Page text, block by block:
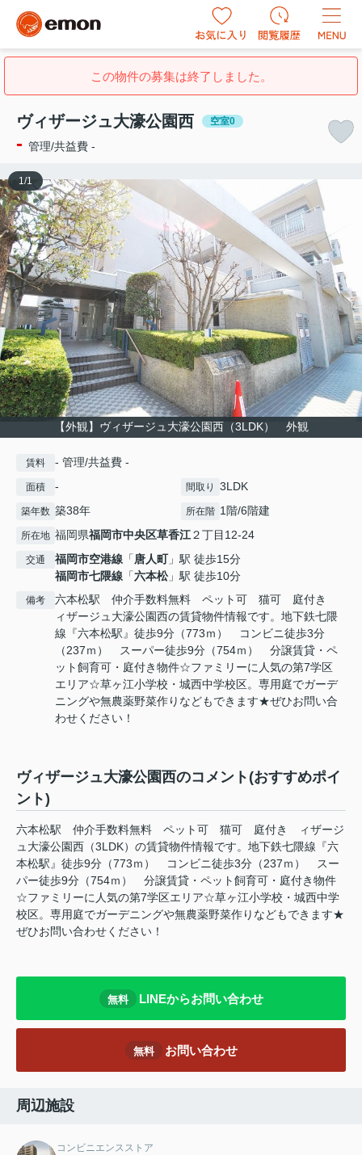
この物件の募集は終了しました。
ヴィザージュ大濠公園西 空室0
- 管理/共益費 -
【外観】ヴィザージュ大濠公園西（3LDK） 外観
1 /1
賃料 - 管理/共益費 -
面積 - 間取り 3LDK
築年数 築38年 所在階 1階/6階建
所在地 福岡県福岡市中央区草香江２丁目12-24
交通 福岡市空港線 「唐人町」駅 徒歩15分
福岡市七隈線 「六本松」駅 徒歩10分
備考
六本松駅 仲介手数料無料 ペット可 猫可 庭付き
ィザージュ大濠公園西の賃貸物件情報です。地下鉄七隈
線『六本松駅』徒歩9分（773ｍ） コンビニ徒歩3分
（237ｍ） スーパー徒歩9分（754ｍ） 分譲賃貸・ペ
ット飼育可・庭付き物件☆ファミリーに人気の第7学区
エリア☆草ヶ江小学校・城西中学校区。専用庭でガーデ
ニングや無農薬野菜作りなどもできます★ぜひお問い合
わせください！
ヴィザージュ大濠公園西のコメント(おすすめポイ
ント)
六本松駅 仲介手数料無料 ペット可 猫可 庭付き ィザージ
ュ大濠公園西（3LDK）の賃貸物件情報です。地下鉄七隈線『六
本松駅』徒歩9分（773ｍ） コンビニ徒歩3分（237ｍ） スー
パー徒歩9分（754ｍ） 分譲賃貸・ペット飼育可・庭付き物件
☆ファミリーに人気の第7学区エリア☆草ヶ江小学校・城西中学
校区。専用庭でガーデニングや無農薬野菜作りなどもできます★
ぜひお問い合わせください！
無料 LINEからお問い合わせ
無料 お問い合わせ
周辺施設
コンビニエンスストア